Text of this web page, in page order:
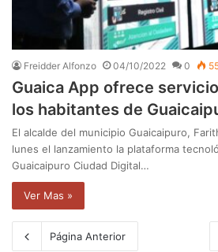
Freidder Alfonzo 04/10/2022 0
Guaica App ofrece
los habitantes de
El alcalde del municipio Guaicaipuro,
lunes el lanzamiento la plataforma
Guaicaipuro Ciudad Digital…
Ver Mas »
Página Anterior